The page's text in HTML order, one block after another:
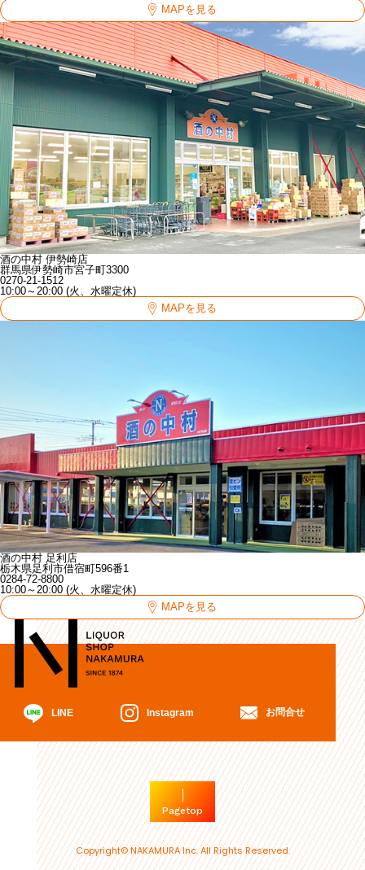
MAPを見る
酒の中村 伊勢崎店
群馬県伊勢崎市宮子町3300
0270-21-1512
10:00～20:00 (火、水曜定休)
MAPを見る
酒の中村 足利店
栃木県足利市借宿町596番1
0284-72-8800
10:00～20:00 (火、水曜定休)
MAPを見る
LINE Instagram お問合せ
Pagetop
Copyright© NAKAMURA Inc. All Rights Reserved.